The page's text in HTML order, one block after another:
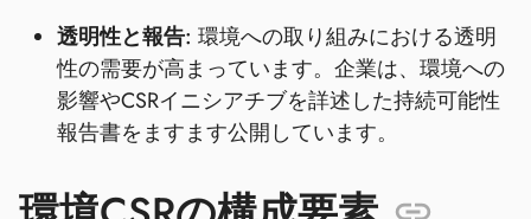
透明性と報告: 環境への取り組みにおける透明
性の需要が高まっています。企業は、環境への
影響やCSRイニシアチブを詳述した持続可能性
報告書をますます公開しています。